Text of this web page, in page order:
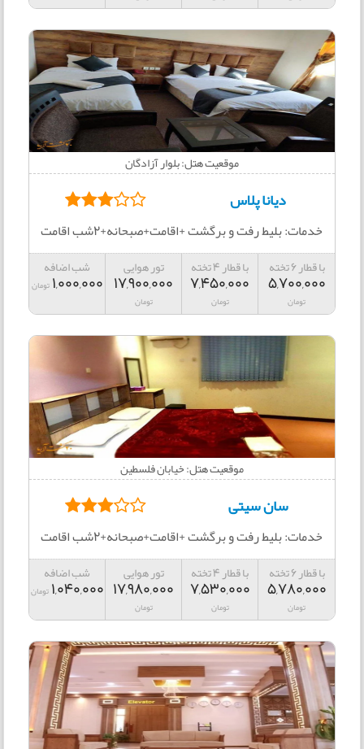
موقعیت هتل: بلوار آزادگان
دیانا پلاس
خدمات: بلیط رفت و برگشت +اقامت+صبحانه+2شب اقامت
با قطار 6 تخته
5,700,000
تومان
با قطار 4 تخته
7,450,000
تومان
تور هوایی
17,900,000
تومان
شب اضافه
1,000,000 تومان
موقعیت هتل: خیابان فلسطین
سان سیتی
خدمات: بلیط رفت و برگشت +اقامت+صبحانه+2شب اقامت
با قطار 6 تخته
5,780,000
تومان
با قطار 4 تخته
7,530,000
تومان
تور هوایی
17,980,000
تومان
شب اضافه
1,040,000 تومان